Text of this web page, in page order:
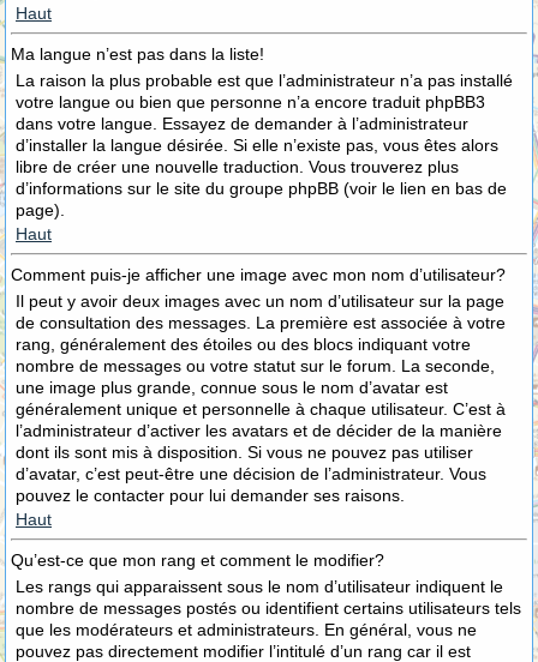
Haut
Ma langue n’est pas dans la liste!
La raison la plus probable est que l’administrateur n’a pas installé
votre langue ou bien que personne n’a encore traduit phpBB3
dans votre langue. Essayez de demander à l’administrateur
d’installer la langue désirée. Si elle n’existe pas, vous êtes alors
libre de créer une nouvelle traduction. Vous trouverez plus
d’informations sur le site du groupe phpBB (voir le lien en bas de
page).
Haut
Comment puis-je afficher une image avec mon nom d’utilisateur?
Il peut y avoir deux images avec un nom d’utilisateur sur la page
de consultation des messages. La première est associée à votre
rang, généralement des étoiles ou des blocs indiquant votre
nombre de messages ou votre statut sur le forum. La seconde,
une image plus grande, connue sous le nom d’avatar est
généralement unique et personnelle à chaque utilisateur. C’est à
l’administrateur d’activer les avatars et de décider de la manière
dont ils sont mis à disposition. Si vous ne pouvez pas utiliser
d’avatar, c’est peut-être une décision de l’administrateur. Vous
pouvez le contacter pour lui demander ses raisons.
Haut
Qu’est-ce que mon rang et comment le modifier?
Les rangs qui apparaissent sous le nom d’utilisateur indiquent le
nombre de messages postés ou identifient certains utilisateurs tels
que les modérateurs et administrateurs. En général, vous ne
pouvez pas directement modifier l’intitulé d’un rang car il est